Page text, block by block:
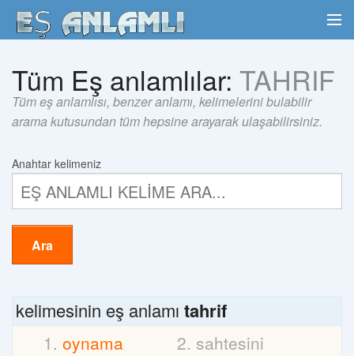
Tüm Eş anlamlılar: TAHRIF
Tüm eş anlamlısı, benzer anlamı, kelimelerini bulabilir
arama kutusundan tüm hepsine arayarak ulaşabilirsiniz.
Anahtar kelimeniz
Ara
kelimesinin eş anlamı tahrif
oynama
sahtesini